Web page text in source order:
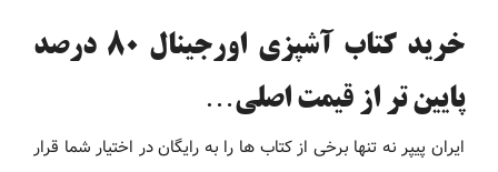
خرید کتاب آشپزی اورجینال 80 درصد
پایین تر از قیمت اصلی…
ایران پیپر نه تنها برخی از کتاب ها را به رایگان در اختیار شما قرار